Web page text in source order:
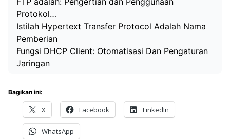
Protokol…
Istilah Hypertext Transfer Protocol Adalah Nama
Pemberian
Fungsi DHCP Client: Otomatisasi Dan Pengaturan
Jaringan
Bagikan ini:
X Facebook LinkedIn
WhatsApp